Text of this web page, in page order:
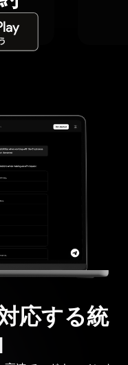
応する統